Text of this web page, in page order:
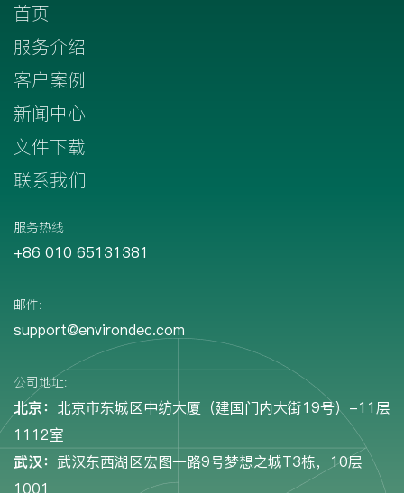
首页
服务介绍
客户案例
新闻中心
文件下载
联系我们
服务热线
+86 010 65131381
邮件:
support@environdec.com
公司地址:
北京： 北京市东城区中纺大厦（建国门内大街19号）-11层
1112室
武汉： 武汉东西湖区宏图一路9号梦想之城T3栋，10层
1001